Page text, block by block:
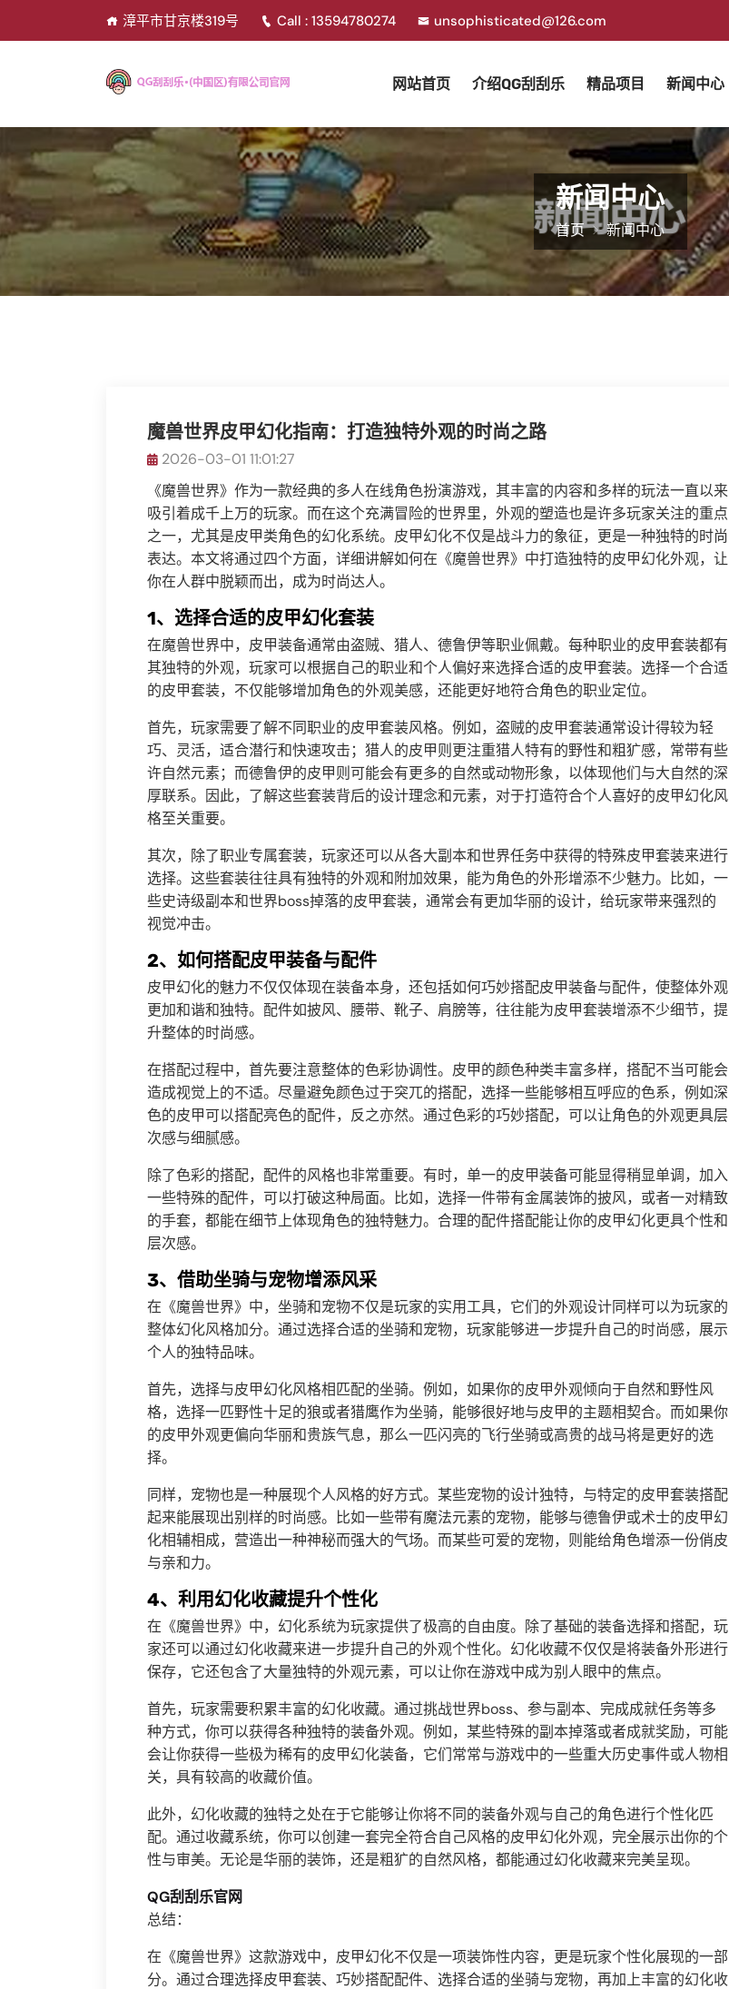
漳平市甘京楼319号 Call : 13594780274 unsophisticated@126.com
网站首页 介绍QG刮刮乐 精品项目 新闻中心
新闻中心
首页 新闻中心
魔兽世界皮甲幻化指南：打造独特外观的时尚之路
2026-03-01 11:01:27
《魔兽世界》作为一款经典的多人在线角色扮演游戏，其丰富的内容和多样的玩法一直以来
吸引着成千上万的玩家。而在这个充满冒险的世界里，外观的塑造也是许多玩家关注的重点
之一，尤其是皮甲类角色的幻化系统。皮甲幻化不仅是战斗力的象征，更是一种独特的时尚
表达。本文将通过四个方面，详细讲解如何在《魔兽世界》中打造独特的皮甲幻化外观，让
你在人群中脱颖而出，成为时尚达人。
1、选择合适的皮甲幻化套装
在魔兽世界中，皮甲装备通常由盗贼、猎人、德鲁伊等职业佩戴。每种职业的皮甲套装都有
其独特的外观，玩家可以根据自己的职业和个人偏好来选择合适的皮甲套装。选择一个合适
的皮甲套装，不仅能够增加角色的外观美感，还能更好地符合角色的职业定位。
首先，玩家需要了解不同职业的皮甲套装风格。例如，盗贼的皮甲套装通常设计得较为轻
巧、灵活，适合潜行和快速攻击；猎人的皮甲则更注重猎人特有的野性和粗犷感，常带有些
许自然元素；而德鲁伊的皮甲则可能会有更多的自然或动物形象，以体现他们与大自然的深
厚联系。因此，了解这些套装背后的设计理念和元素，对于打造符合个人喜好的皮甲幻化风
格至关重要。
其次，除了职业专属套装，玩家还可以从各大副本和世界任务中获得的特殊皮甲套装来进行
选择。这些套装往往具有独特的外观和附加效果，能为角色的外形增添不少魅力。比如，一
些史诗级副本和世界boss掉落的皮甲套装，通常会有更加华丽的设计，给玩家带来强烈的
视觉冲击。
2、如何搭配皮甲装备与配件
皮甲幻化的魅力不仅仅体现在装备本身，还包括如何巧妙搭配皮甲装备与配件，使整体外观
更加和谐和独特。配件如披风、腰带、靴子、肩膀等，往往能为皮甲套装增添不少细节，提
升整体的时尚感。
在搭配过程中，首先要注意整体的色彩协调性。皮甲的颜色种类丰富多样，搭配不当可能会
造成视觉上的不适。尽量避免颜色过于突兀的搭配，选择一些能够相互呼应的色系，例如深
色的皮甲可以搭配亮色的配件，反之亦然。通过色彩的巧妙搭配，可以让角色的外观更具层
次感与细腻感。
除了色彩的搭配，配件的风格也非常重要。有时，单一的皮甲装备可能显得稍显单调，加入
一些特殊的配件，可以打破这种局面。比如，选择一件带有金属装饰的披风，或者一对精致
的手套，都能在细节上体现角色的独特魅力。合理的配件搭配能让你的皮甲幻化更具个性和
层次感。
3、借助坐骑与宠物增添风采
在《魔兽世界》中，坐骑和宠物不仅是玩家的实用工具，它们的外观设计同样可以为玩家的
整体幻化风格加分。通过选择合适的坐骑和宠物，玩家能够进一步提升自己的时尚感，展示
个人的独特品味。
首先，选择与皮甲幻化风格相匹配的坐骑。例如，如果你的皮甲外观倾向于自然和野性风
格，选择一匹野性十足的狼或者猎鹰作为坐骑，能够很好地与皮甲的主题相契合。而如果你
的皮甲外观更偏向华丽和贵族气息，那么一匹闪亮的飞行坐骑或高贵的战马将是更好的选
择。
同样，宠物也是一种展现个人风格的好方式。某些宠物的设计独特，与特定的皮甲套装搭配
起来能展现出别样的时尚感。比如一些带有魔法元素的宠物，能够与德鲁伊或术士的皮甲幻
化相辅相成，营造出一种神秘而强大的气场。而某些可爱的宠物，则能给角色增添一份俏皮
与亲和力。
4、利用幻化收藏提升个性化
在《魔兽世界》中，幻化系统为玩家提供了极高的自由度。除了基础的装备选择和搭配，玩
家还可以通过幻化收藏来进一步提升自己的外观个性化。幻化收藏不仅仅是将装备外形进行
保存，它还包含了大量独特的外观元素，可以让你在游戏中成为别人眼中的焦点。
首先，玩家需要积累丰富的幻化收藏。通过挑战世界boss、参与副本、完成成就任务等多
种方式，你可以获得各种独特的装备外观。例如，某些特殊的副本掉落或者成就奖励，可能
会让你获得一些极为稀有的皮甲幻化装备，它们常常与游戏中的一些重大历史事件或人物相
关，具有较高的收藏价值。
此外，幻化收藏的独特之处在于它能够让你将不同的装备外观与自己的角色进行个性化匹
配。通过收藏系统，你可以创建一套完全符合自己风格的皮甲幻化外观，完全展示出你的个
性与审美。无论是华丽的装饰，还是粗犷的自然风格，都能通过幻化收藏来完美呈现。
QG刮刮乐官网
总结：
在《魔兽世界》这款游戏中，皮甲幻化不仅是一项装饰性内容，更是玩家个性化展现的一部
分。通过合理选择皮甲套装、巧妙搭配配件、选择合适的坐骑与宠物，再加上丰富的幻化收